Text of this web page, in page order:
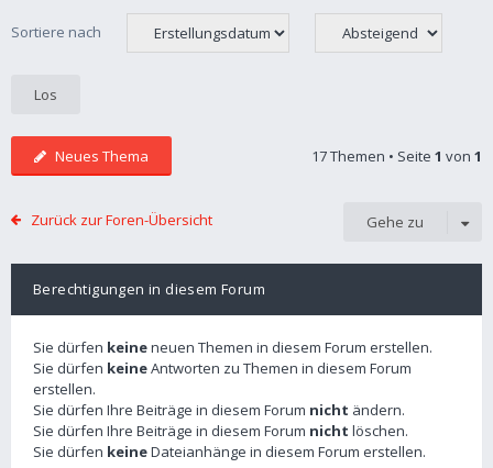
Sortiere nach
Neues Thema 17 Themen • Seite 1 von 1
Zurück zur Foren-Übersicht Gehe zu
Berechtigungen in diesem Forum
Sie dürfen keineneuen Themen in diesem Forum erstellen.
Sie dürfen keineAntworten zu Themen in diesem Forum
erstellen.
Sie dürfen Ihre Beiträge in diesem Forum nicht ändern.
Sie dürfen Ihre Beiträge in diesem Forum nicht löschen.
Sie dürfen keineDateianhänge in diesem Forum erstellen.